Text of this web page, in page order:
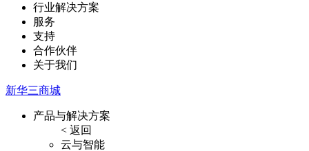
行业解决方案
服务
支持
合作伙伴
关于我们
新华三商城
产品与解决方案
< 返回
云与智能